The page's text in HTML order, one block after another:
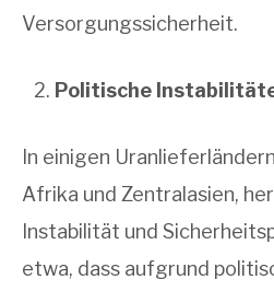
Versorgungssicherheit.
Politische
In einigen
Afrika und Zentralasien,
Instabilität und
etwa, dass aufgrund